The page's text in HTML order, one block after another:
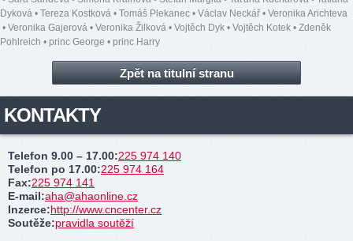
Dyková • Tereza Kostková • Tomáš Plekanec • Václav Neckář • Veronika Arichteva
• Veronika Gajerová • Veronika Žilková • Vojtěch Dyk • Vojtěch Kotek • Zdeněk
Pohlreich • princ George • princ Harry
Zpět na titulní stranu
KONTAKTY
Telefon 9.00 – 17.00:225 974 140
Telefon po 17.00:225 974 164
Fax:225 974 141
E-mail:aha@ahaonline.cz
Inzerce:http://www.cncenter.cz
Soutěže:pravidla soutěží